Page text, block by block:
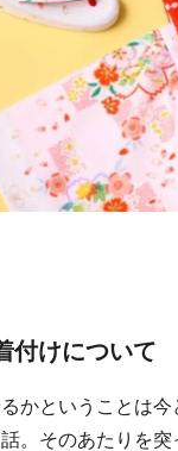
付けについて
かということは
。そのあたりを